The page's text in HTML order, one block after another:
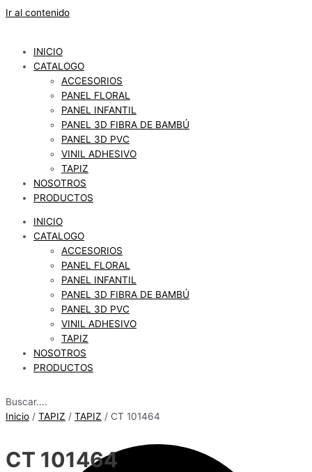
Ir al contenido
INICIO
CATALOGO
ACCESORIOS
PANEL FLORAL
PANEL INFANTIL
PANEL 3D FIBRA DE BAMBÚ
PANEL 3D PVC
VINIL ADHESIVO
TAPIZ
NOSOTROS
PRODUCTOS
INICIO
CATALOGO
ACCESORIOS
PANEL FLORAL
PANEL INFANTIL
PANEL 3D FIBRA DE BAMBÚ
PANEL 3D PVC
VINIL ADHESIVO
TAPIZ
NOSOTROS
PRODUCTOS
Buscar....
Inicio / TAPIZ / TAPIZ / CT 101464
CT 101464